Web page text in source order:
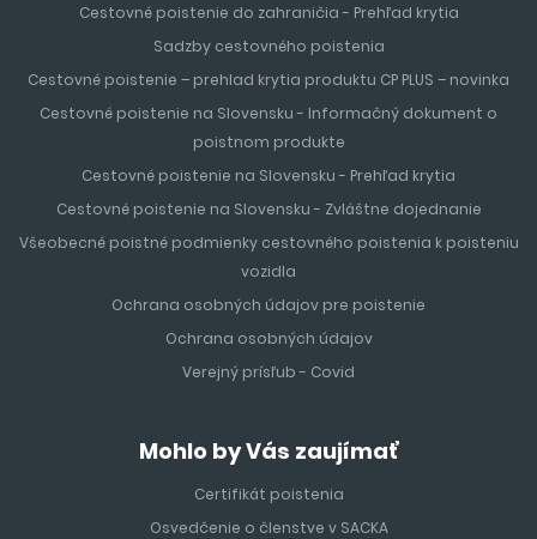
Cestovné poistenie do zahraničia - Prehľad krytia
Sadzby cestovného poistenia
Cestovné poistenie – prehlad krytia produktu CP PLUS – novinka
Cestovné poistenie na Slovensku - Informačný dokument o
poistnom produkte
Cestovné poistenie na Slovensku - Prehľad krytia
Cestovné poistenie na Slovensku - Zvláštne dojednanie
Všeobecné poistné podmienky cestovného poistenia k poisteniu
vozidla
Ochrana osobných údajov pre poistenie
Ochrana osobných údajov
Verejný prísľub - Covid
Mohlo by Vás zaujímať
Certifikát poistenia
Osvedčenie o členstve v SACKA